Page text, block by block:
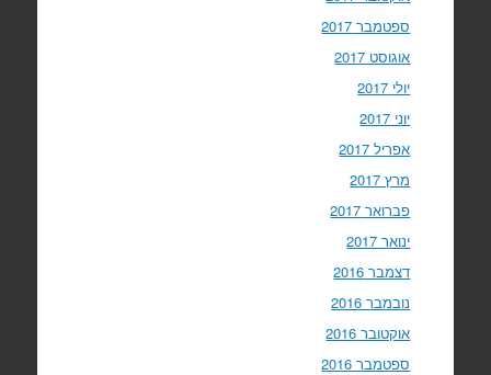
ספטמבר 2017
אוגוסט 2017
יולי 2017
יוני 2017
אפריל 2017
מרץ 2017
פברואר 2017
ינואר 2017
דצמבר 2016
נובמבר 2016
אוקטובר 2016
ספטמבר 2016